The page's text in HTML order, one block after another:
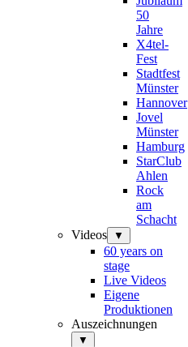
50
Jahre
X4tel-
Fest
Stadtfest
Münster
Hannover
Jovel
Münster
Hamburg
StarClub
Ahlen
Rock
am
Schacht
Videos
▼
60 years on
stage
Live Videos
Eigene
Produktionen
Auszeichnungen
▼